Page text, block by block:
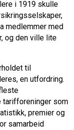
i 1919 skulle
medlemmer med
og den ville lite
til
en utfordring.
tarifforeninger som
premier og
samarbeid